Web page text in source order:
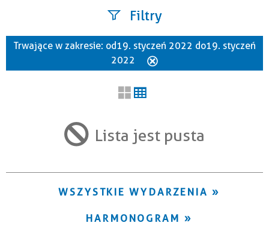
Filtry
Szukana fraza
Trwające w zakresie
Trwające w zakresie: od 19. styczeń 2022 do 19. styczeń
2022
Lista jest pusta
WSZYSTKIE WYDARZENIA
HARMONOGRAM